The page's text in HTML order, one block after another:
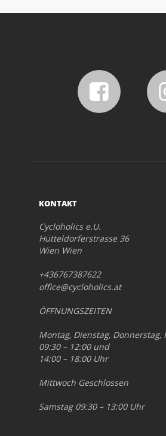
KONTAKT
Cycloholics e.U.
Hütteldorferstrasse 36
Wien Wien
+436767387622
office@cycloholics.at
ÖFFNUNGSZEITEN
Montag, Dienstag, Donnerstag,
09:30 – 12:00 und
14:00 – 18:00 Uhr
Mittwoch Geschlossen
Samstag 09:30 – 13:00 Uhr